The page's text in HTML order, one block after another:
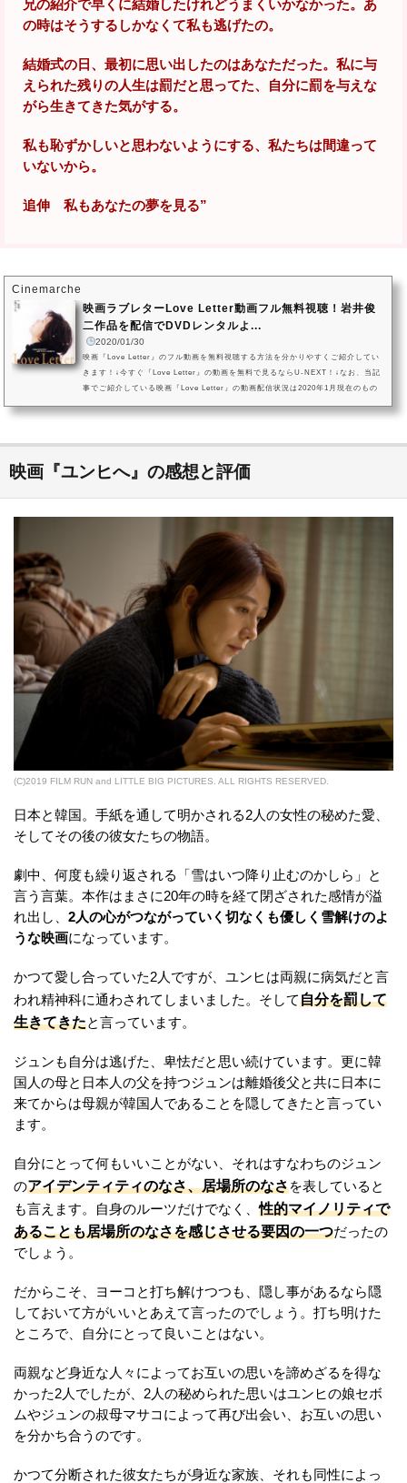
兄の紹介で早くに結婚したけれどうまくいかなかった。あ
の時はそうするしかなくて私も逃げたの。
結婚式の日、最初に思い出したのはあなただった。私に与
えられた残りの人生は罰だと思ってた、自分に罰を与えな
がら生きてきた気がする。
私も恥ずかしいと思わないようにする、私たちは間違って
いないから。
追伸 私もあなたの夢を見る”
Cinemarche
映画ラブレターLove Letter動画フル無料視聴！岩井俊
二作品を配信でDVDレンタルよ...
2020/01/30
映画『Love Letter』のフル動画を無料視聴する方法を分かりやすくご紹介してい
きます！↓今すぐ『Love Letter』の動画を無料で見るならU-NEXT！↓なお、当記
事でご紹介している映画『Love Letter』の動画配信状況は2020年1月現在のもの
映画『ユンヒへ』の感想と評価
(C)2019 FILM RUN and LITTLE BIG PICTURES. ALL RIGHTS RESERVED.
日本と韓国。手紙を通して明かされる2人の女性の秘めた愛、
そしてその後の彼女たちの物語。
劇中、何度も繰り返される「雪はいつ降り止むのかしら」と
言う言葉。本作はまさに20年の時を経て閉ざされた感情が溢
れ出し、 2人の心がつながっていく切なくも優しく雪解けのよ
うな映画になっています。
かつて愛し合っていた2人ですが、ユンヒは両親に病気だと言
われ精神科に通わされてしまいました。そして自分を罰して
生きてきたと言っています。
ジュンも自分は逃げた、卑怯だと思い続けています。更に韓
国人の母と日本人の父を持つジュンは離婚後父と共に日本に
来てからは母親が韓国人であることを隠してきたと言ってい
ます。
自分にとって何もいいことがない、それはすなわちのジュン
のアイデンティティのなさ、居場所のなさを表していると
も言えます。自身のルーツだけでなく、性的マイノリティで
あることも居場所のなさを感じさせる要因の一つだったの
でしょう。
だからこそ、ヨーコと打ち解けつつも、隠し事があるなら隠
しておいて方がいいとあえて言ったのでしょう。打ち明けた
ところで、自分にとって良いことはない。
両親など身近な人々によってお互いの思いを諦めざるを得な
かった2人でしたが、2人の秘められた思いはユンヒの娘セボ
ムやジュンの叔母マサコによって再び出会い、お互いの思い
を分かち合うのです。
かつて分断された彼女たちが身近な家族、それも同性によっ